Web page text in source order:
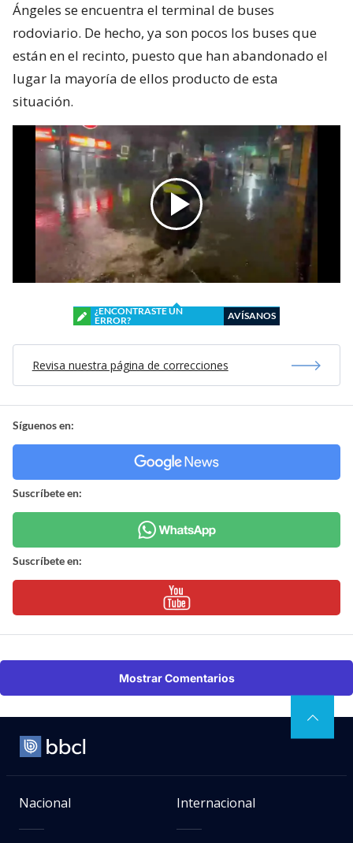
Ángeles se encuentra el terminal de buses
rodoviario. De hecho, ya son pocos los buses que
están en el recinto, puesto que han abandonado el
lugar la mayoría de ellos producto de esta
situación.
¿ENCONTRASTE UN
ERROR?
AVÍSANOS
Revisa nuestra página de correcciones
Síguenos en:
Suscríbete en:
Suscríbete en:
Mostrar Comentarios
Nacional Internacional